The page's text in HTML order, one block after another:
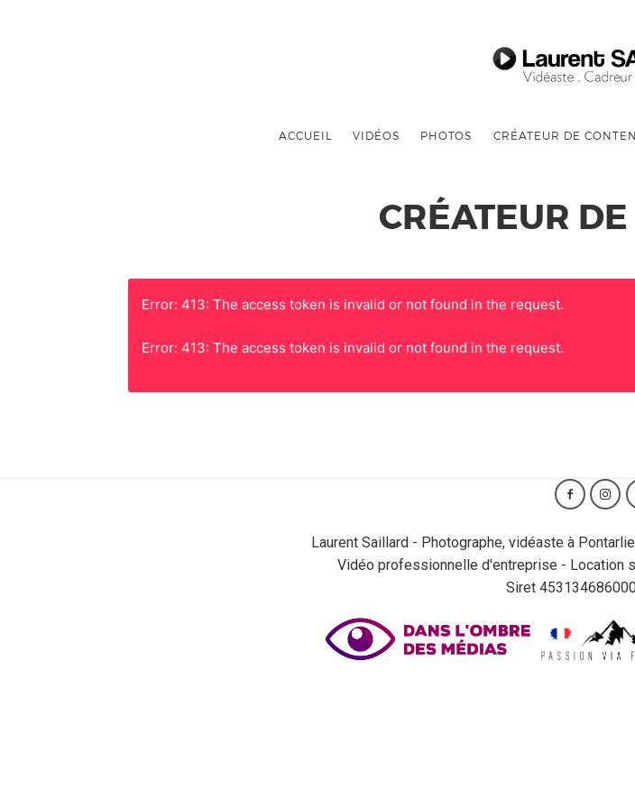
ACCUEIL VIDÉOS PHOTOS CRÉATEUR DE
CRÉATEUR
Error: 413: The access token is invalid or not found in the request.
Error: 413: The access token is invalid or not found in the request.
Laurent Saillard - Photographe, vidéaste à
Vidéo professionnelle d'entreprise - Location
Siret